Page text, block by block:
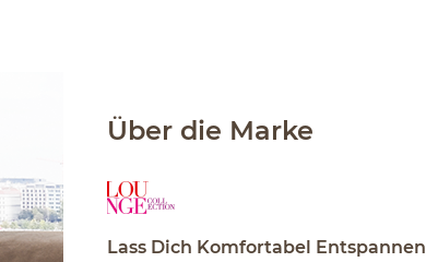
Über die Marke
Lass Dich Komfortabel Entspannen